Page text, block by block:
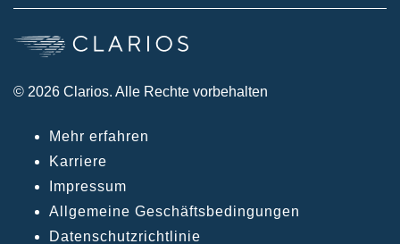
© 2026 Clarios. Alle Rechte vorbehalten
Mehr erfahren
Karriere
Impressum
Allgemeine Geschäftsbedingungen
Datenschutzrichtlinie